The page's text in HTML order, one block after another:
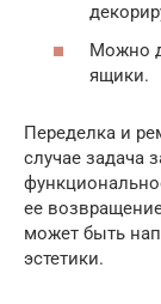
Можно
ящики.
Переделка и
случае задача
ее
может быть
эстетики.